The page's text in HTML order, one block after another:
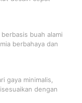
buah alami
berbahaya dan
gaya minimalis,
dengan